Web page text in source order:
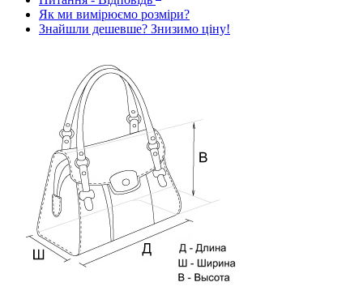
Як ми вимірюємо розміри?
Знайшли дешевше? Знизимо ціну!